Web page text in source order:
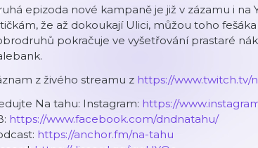
epizoda nové kampaně je již v zázamu i
že až dokoukají Ulici, můžou toho
pokračuje ve vyšetřování prastaré
z živého streamu z https://www.twitch.tv/
Na tahu: Instagram: https://
https://www.facebook.com/dndnatahu/
https://anchor.fm/na-tahu